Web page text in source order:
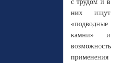
с трудом и в
них ищут
«подводные
камни» и
возможность
применения